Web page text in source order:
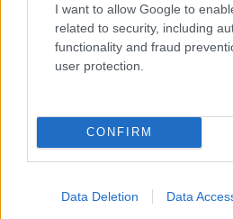
I want to allow Google to
related to security, including
functionality and fraud
user protection.
CONFIRM
Data Deletion Data